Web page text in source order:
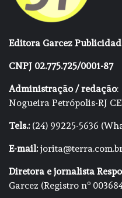
Editora Garcez
CNPJ 02.775.725/0001-87
Administração / redação:
Nogueira Petrópolis-RJ
Tels.:(24) 99225-5636
E-mail:
Diretora e jornalista
Garcez (Registro nº